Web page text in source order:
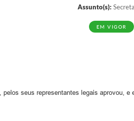
Assunto(s):
EM VIGOR
seus representantes legais aprovou,